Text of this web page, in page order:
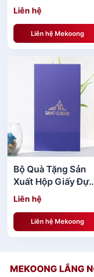
BST Quà tặng
[caption
Quà Tri Ân
MKQTA09
Liên hệ
Liên hệ Mekoong
Bộ Quà Tặng Sản
Xuất Hộp Giấy
Quà Tặng Saint
Gobain HOT nhất
MKBQT43
Liên hệ
Liên hệ Mekoong
MEKOONG LẮNG